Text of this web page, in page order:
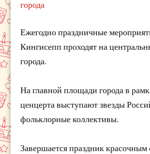
города
Ежегодно праздничные
Кингисепп проходят на
города.
На главной площади города в
ценцерта выступают звезды
фольклорные коллективы.
Завершается праздник